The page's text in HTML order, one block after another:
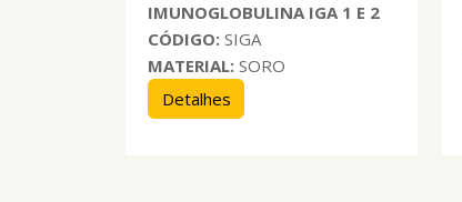
IMUNOGLOBULINA IGA 1 E 2
CÓDIGO:SIGA
MATERIAL: SORO
Detalhes